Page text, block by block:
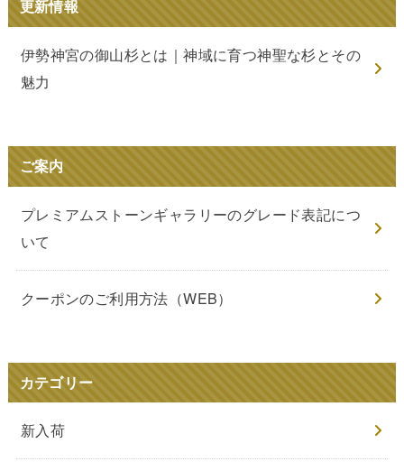
更新情報
伊勢神宮の御山杉とは｜神域に育つ神聖な杉とその
魅力
ご案内
プレミアムストーンギャラリーのグレード表記につ
いて
クーポンのご利用方法（WEB）
カテゴリー
新入荷